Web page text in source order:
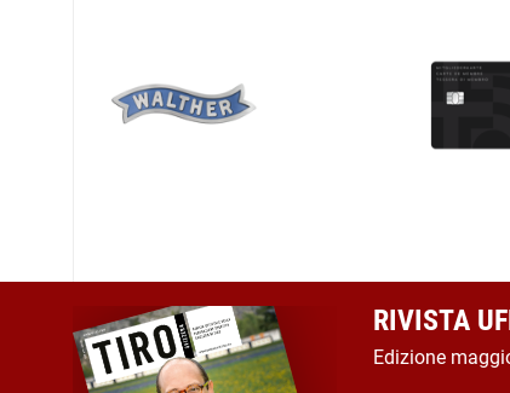
RIVISTA
Edizione